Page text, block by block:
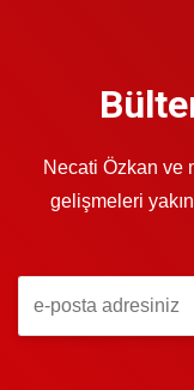
Necati Özkan ve
gelişmeleri